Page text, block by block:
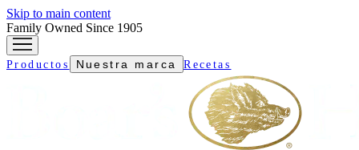
Skip to main content
Family Owned Since 1905
Productos Nuestra marca Recetas